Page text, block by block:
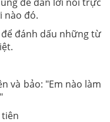
để dẫn lời nói trực
nào đó.
đánh dấu những từ
và bảo: "Em nào làm